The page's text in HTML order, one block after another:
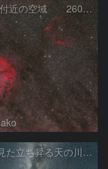
IC1396付近の空域 260720
渋峠で見た立ち昇る天の川銀河